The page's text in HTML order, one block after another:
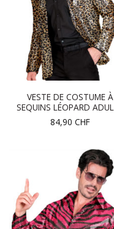
VESTE DE COSTUME À
SEQUINS LÉOPARD
84,90 CHF